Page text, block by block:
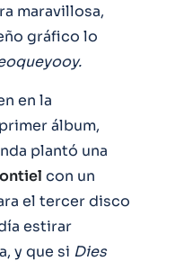
maravillosa,
gráfico lo
en la
álbum,
plantó una
con un
el tercer disco
estirar
y que si Dies